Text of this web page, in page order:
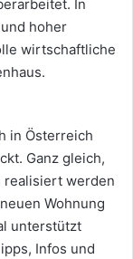
In
hoher
wirtschaftliche
in Österreich
Ganz gleich,
realisiert werden
Wohnung
unterstützt
Infos und